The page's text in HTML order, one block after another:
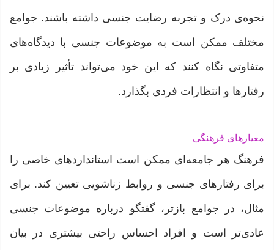
نحوه‌ی درک و تجربه رضایت جنسی داشته باشند. جوامع
مختلف ممکن است به موضوعات جنسی با دیدگاه‌های
متفاوتی نگاه کنند که این خود می‌تواند تأثیر زیادی بر
رفتارها و انتظارات فردی بگذارد.
معیارهای فرهنگی
فرهنگ هر جامعه‌ای ممکن است استانداردهای خاصی را
برای رفتارهای جنسی و روابط زناشویی تعیین کند. برای
مثال، در جوامع بازتر، گفتگو درباره موضوعات جنسی
عادی‌تر است و افراد احساس راحتی بیشتری در بیان